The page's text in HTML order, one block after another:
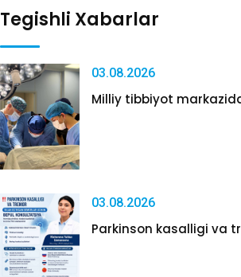
Tegishli Xabarlar
03.08.2026
Milliy tibbiyot
03.08.2026
Parkinson kasalligi va